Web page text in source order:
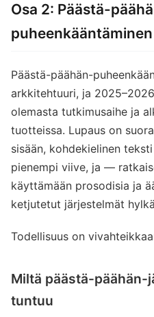
Osa 2: Päästä-
Päästä-päähän-
arkkitehtuuri, ja
olemasta tutkimusaihe ja
tuotteissa. Lupaus on
sisään, kohdekielinen
pienempi viive, ja —
käyttämään prosodisia ja
ketjutetut järjestelmät
Todellisuus on
Miltä päästä-päähän-
tuntuu